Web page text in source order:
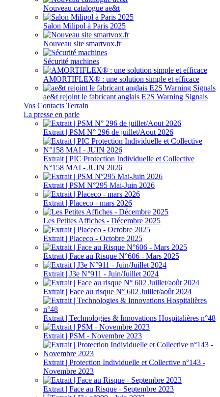
Nouveau catalogue ae&t
Salon Milipol à Paris 2025
Nouveau site smartvox.fr
Sécurité machines
AMORTIFLEX® : une solution simple et efficace
ae&t rejoint le fabricant anglais E2S Warning Signals
Vos Contacts Terrain
La presse en parle
Extrait | PSM N° 296 de juillet/Aout 2026
Extrait | PIC Protection Individuelle et Collective
N°158 MAI - JUIN 2026
Extrait | PSM N°295 Mai-Juin 2026
Extrait | Placeco - mars 2026
Les Petites Affiches - Décembre 2025
Extrait | Placeco - Octobre 2025
Extrait | Face au Risque N°606 - Mars 2025
Extrait | J3e N°911 - Juin/Juillet 2024
Extrait | Face au risque N° 602 Juillet/août 2024
Extrait | Technologies & Innovations Hospitalières n°48
Extrait | PSM - Novembre 2023
Extrait | Protection Individuelle et Collective n°143 -
Novembre 2023
Extrait | Face au Risque - Septembre 2023